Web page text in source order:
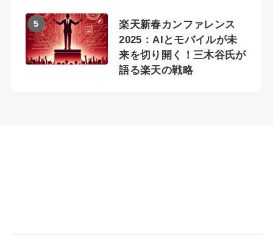
5
楽天新春カンファレンス
2025：AIとモバイルが未
来を切り開く！三木谷氏が
語る楽天の戦略